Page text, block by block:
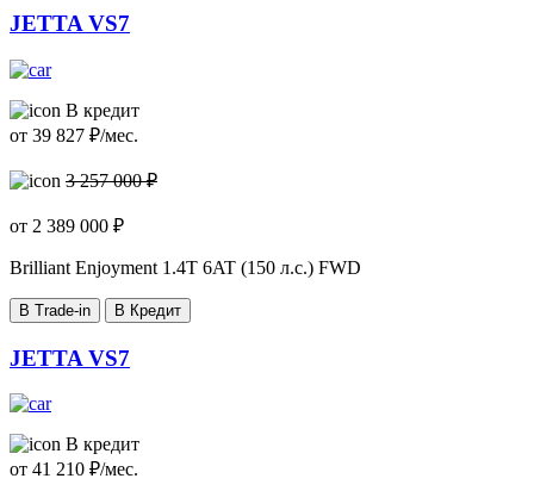
JETTA VS7
В кредит
от 39 827 ₽/мес.
3 257 000 ₽
от 2 389 000 ₽
Brilliant Enjoyment 1.4T 6AT (150 л.с.) FWD
В Trade-in В Кредит
JETTA VS7
В кредит
от 41 210 ₽/мес.